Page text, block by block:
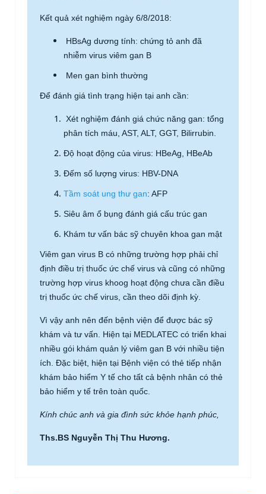
Kết quả xét nghiệm ngày 6/8/2018:
HBsAg dương tính: chứng tỏ anh đã
nhiễm virus viêm gan B
Men gan bình thường
Để đánh giá tình trạng hiện tại anh cần:
Xét nghiệm đánh giá chức năng gan: tổng
phân tích máu, AST, ALT, GGT, Bilirrubin.
Độ hoạt động của virus: HBeAg, HBeAb
Đếm số lượng virus: HBV-DNA
Tầm soát ung thư gan: AFP
Siêu âm ổ bụng đánh giá cấu trúc gan
Khám tư vấn bác sỹ chuyên khoa gan mật
Viêm gan virus B có những trường hợp phải chỉ
định điều trị thuốc ức chế virus và cũng có những
trường hợp virus khoog hoạt động chưa cần điều
trị thuốc ức chế virus, cần theo dõi định kỳ.
Vì vậy anh nên đến bệnh viện để được bác sỹ
khám và tư vấn. Hiện tại MEDLATEC có triển khai
nhiều gói khám quản lý viêm gan B với nhiều tiện
ích. Đặc biệt, hiện tại Bệnh viện có thẻ tiếp nhận
khám bảo hiểm Y tế cho tất cả bệnh nhân có thẻ
bảo hiểm y tế trên toàn quốc.
Kính chúc anh và gia đình sức khỏe hạnh phúc,
Ths.BS Nguyễn Thị Thu Hương.